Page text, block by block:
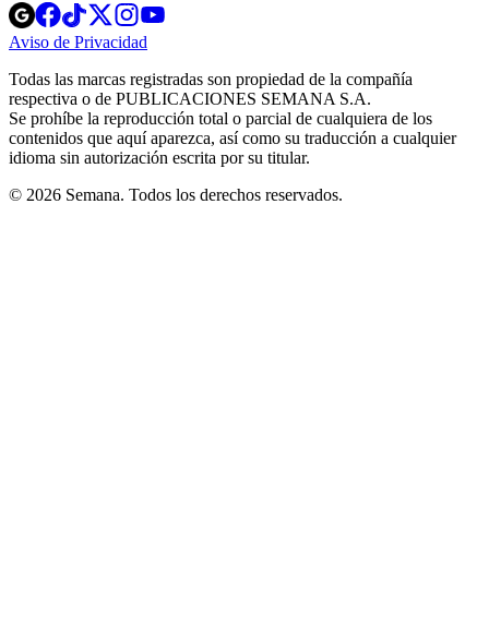
Opens
in
new
Opens
in
new
Opens
in
new
window
Opens
new
windowwindow
Aviso de Privacidad
new
window
Todas las marcas registradas son propiedad de la compañía
respectiva o de PUBLICACIONES SEMANA S.A.
Se prohíbe la reproducción total o parcial de cualquiera de los
contenidos que aquí aparezca, así como su traducción a cualquier
idioma sin autorización escrita por su titular.
© 2026 Semana. Todos los derechos reservados.